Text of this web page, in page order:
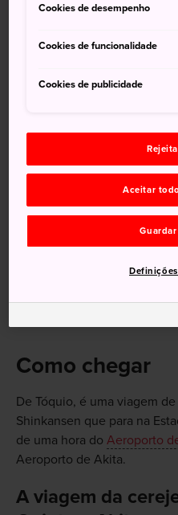
Como chegar
De Tóquio, é uma viagem
Shinkansen que para na
de uma hora do Aeroporto
Aeroporto de Akita.
A viagem da
Cookies de desempenho
Cookies de funcionalidade
Cookies de publicidade
Aceitar